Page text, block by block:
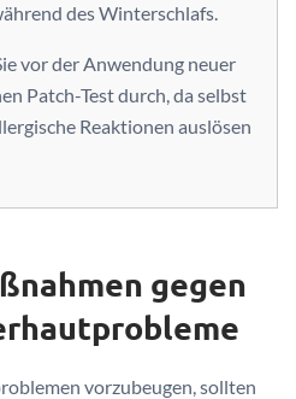
des Winterschlafs.
vor der Anwendung neuer
Patch-Test durch, da selbst
Reaktionen auslösen
gegen
vorzubeugen, sollten